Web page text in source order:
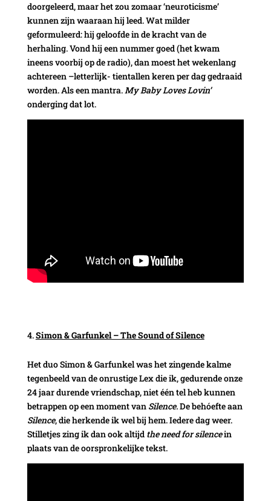
doorgeleerd, maar het zou zomaar ‘neuroticisme’
kunnen zijn waaraan hij leed. Wat milder
geformuleerd: hij geloofde in de kracht van de
herhaling. Vond hij een nummer goed (het kwam
ineens voorbij op de radio), dan moest het wekenlang
achtereen –letterlijk- tientallen keren per dag gedraaid
worden. Als een mantra.My Baby Loves Lovin’
onderging dat lot.
Simon & Garfunkel – The Sound of Silence
Het duo Simon & Garfunkel was het zingende kalme
tegenbeeld van de onrustige Lex die ik, gedurende onze
24 jaar durende vriendschap, niet één tel heb kunnen
betrappen op een moment van Silence.De behóefte aan
Silence, die herkende ik wel bij hem. Iedere dag weer.
Stilletjes zing ik dan ook altijd the need for silencein
plaats van de oorspronkelijke tekst.